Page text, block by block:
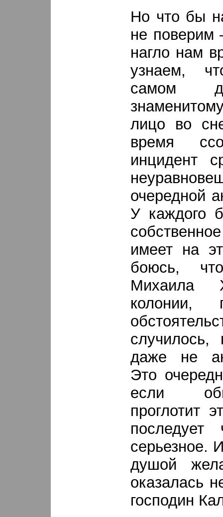
Но что бы
не поверим
нагло нам
узнаем,
самом
лицо во
время
инцидент
очередной
У каждого
имеет на
боюсь,
Михаила
случилось,
даже не
Это
если
проглотит
последует
серьезное.
душой
оказалась
господин